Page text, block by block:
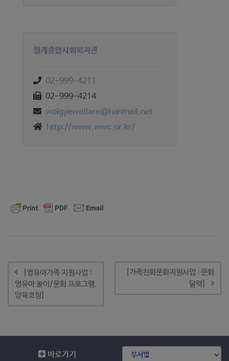
월계종합사회복지관
02-999-4211
02-999-4214
wolgyewelfare@hanmail.net
http://www.wwc.or.kr/
내
비
게
이
[영유아가족 지원사업 :
영유아 놀이/문화 프로그램,
양육코칭]
[가족친화문화지원사업 : 문화
달력]
바로가기